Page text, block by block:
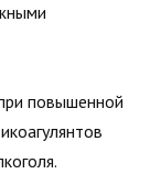
повышенной